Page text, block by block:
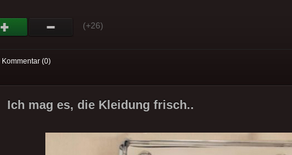
(+26)
Kommentar (0)
Ich mag es, die Kleidung frisch..